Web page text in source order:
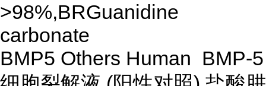
>98%,BRGuanidine
carbonate
BMP5 Others Human BMP-5